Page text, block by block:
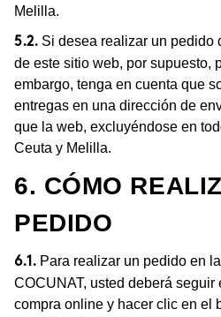
Melilla.
5.2. Si desea realizar un pedido
de este sitio web, por supuesto,
embargo, tenga en cuenta que
entregas en una dirección de
que la web, excluyéndose en
Ceuta y Melilla.
6. CÓMO
PEDIDO
6.1. Para realizar un pedido en
COCUNAT, usted deberá seguir
compra online y hacer clic en el